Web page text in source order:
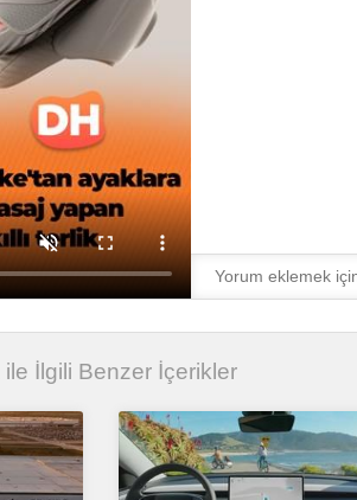
ile İlgili Benzer İçerikler